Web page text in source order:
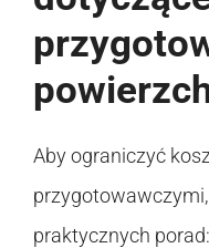
Aby ograniczyć
praktycznych porad: